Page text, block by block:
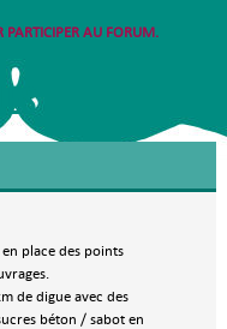
AU FORUM.
place des points
de digue avec des
béton / sabot en